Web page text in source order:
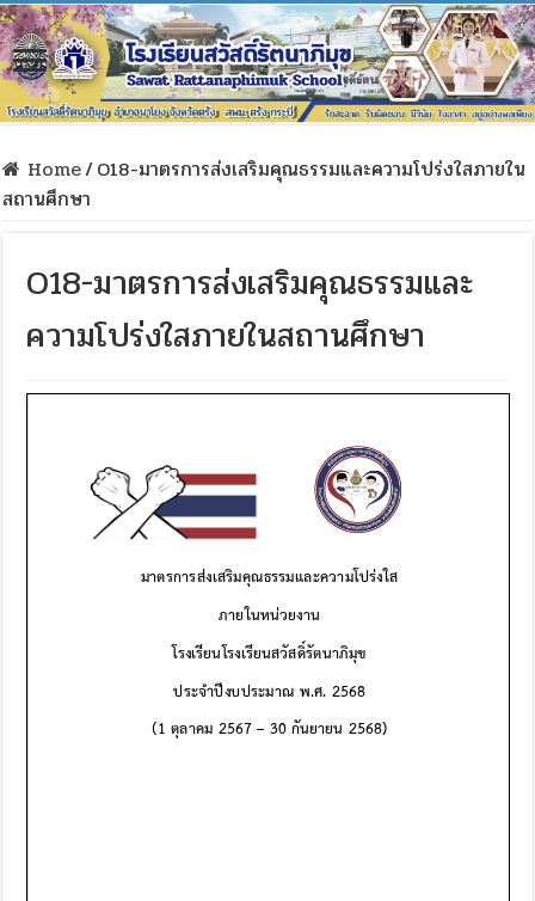
Home/O18-มาตรการส่งเสริมคุณธรรมและความโปร่งใสภายใน
สถานศึกษา
O18-มาตรการส่งเสริมคุณธรรมและ
ความโปร่งใสภายในสถานศึกษา